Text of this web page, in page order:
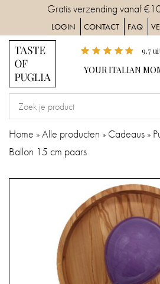
content
Gratis verzending vanaf
LOGIN CONTACT FAQ
9.7
YOUR ITALIAN
YOUR
ITALIAN
MOMENT
HOME
SERVIES
Home »Alle producten » Cadeaus »
Ballon 15 cm paars